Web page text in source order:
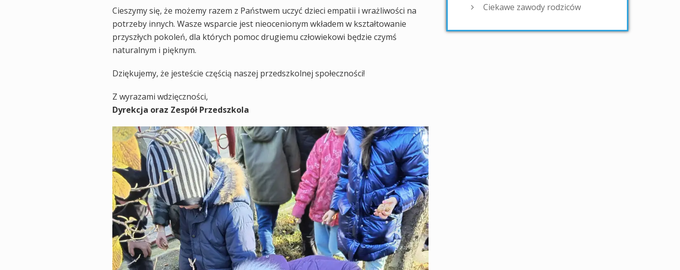
Cieszymy się, że możemy razem z Państwem uczyć dzieci empatii i wrażliwości na
potrzeby innych. Wasze wsparcie jest nieocenionym wkładem w kształtowanie
przyszłych pokoleń, dla których pomoc drugiemu człowiekowi będzie czymś
naturalnym i pięknym.
Dziękujemy, że jesteście częścią naszej przedszkolnej społeczności!
Z wyrazami wdzięczności,
Dyrekcja oraz Zespół Przedszkola
Ciekawe zawody rodziców